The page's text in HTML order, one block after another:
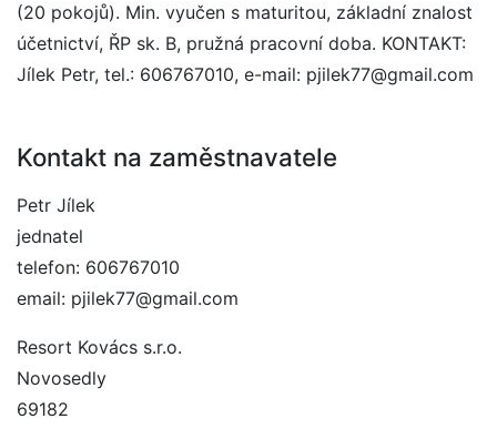
(20 pokojů). Min. vyučen s maturitou, základní znalost
účetnictví, ŘP sk. B, pružná pracovní doba. KONTAKT:
Jílek Petr, tel.: 606767010, e-mail: pjilek77@gmail.com
Kontakt na zaměstnavatele
Petr Jílek
jednatel
telefon: 606767010
email: pjilek77@gmail.com
Resort Kovács s.r.o.
Novosedly
69182